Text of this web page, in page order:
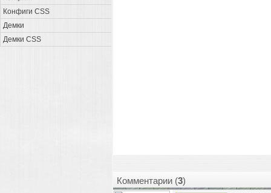
Конфиги CSS
Демки
Демки CSS
Комментарии (3)